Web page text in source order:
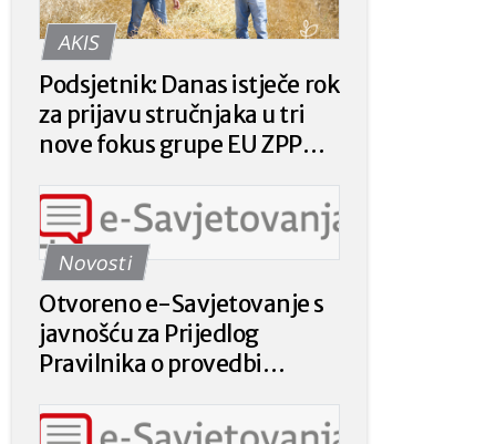
AKIS
Podsjetnik: Danas istječe rok
za prijavu stručnjaka u tri
nove fokus grupe EU ZPP
Novosti
Otvoreno e-Savjetovanje s
javnošću za Prijedlog
Pravilnika o provedbi
plaćanja poljoprivrednicima